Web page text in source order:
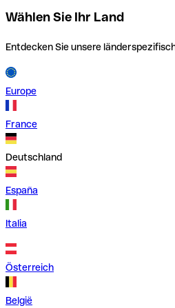
Wählen Sie Ihr Land
Entdecken Sie unsere
Europe
France
Deutschland
España
Italia
Österreich
België